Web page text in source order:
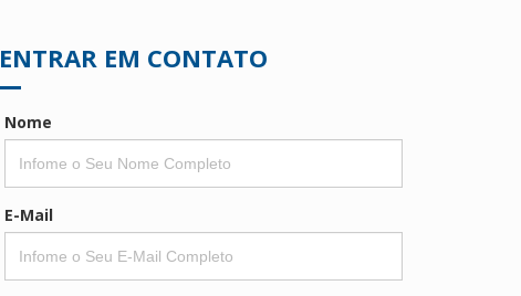
ENTRAR EM CONTATO
Nome
E-Mail